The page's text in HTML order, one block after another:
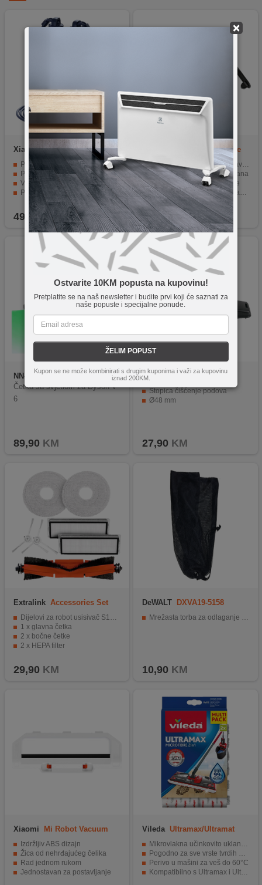
×
Ostvarite 10KM popusta na kupovinu!
Pretplatite se na naš newsletter i budite prvi koji će saznati za
naše popuste i specijalne ponude.
ŽELIM POPUST
Kupon se ne može kombinirati s drugim kuponima i važi za kupovinu
iznad 200KM.
Xiaomi Smart Jump Rope
Pametno preskakanje za vrhunsku formu
Precizno praćenje i napredna statistika
Više načina vježbanja – za svakog korisnika
Pametno povezivanje i izvještavanje
Ergonomski dizajn i prilagodljiva duljina
49,90 KM
Roll Brush Dreame
M12/M12 Pro
Rezervna roll četka za usisavač Dream M12/M12 Pro
Materijal: krpa od mikrovlakana
Lako se uklanja i zamjenjuje
Preporučuje se zamjena svaka 2-3 mjeseca
19,90 KM
NN-Su
V6 Soft Velvet
Suction Head
Četka sa svjetlom za Dyson V
6
89,90 KM
DeWALT DXVA19-1900D
Stopica čišćenje podova
Ø48 mm
27,90 KM
Extralink Accessories Set
Dijelovi za robot usisivač S10+ X10+ X20+
1 x glavna četka
2 x bočne četke
2 x HEPA filter
29,90 KM
DeWALT DXVA19-5158
Mrežasta torba za odlaganje pribora
10,90 KM
Xiaomi
Mi Robot Vacuum
S10 Brush Cover
Izdržljiv ABS dizajn
Žica od nehrđajućeg čelika
Rad jednom rukom
Jednostavan za postavljanje
Vileda
Ultramax/Ultramat
Mikrovlakna učinkovito uklanjaju prljavštinu i masnoće
Pogodno za sve vrste tvrdih podnih površina
Perivo u mašini za veš do 60°C
Kompatibilno s Ultramax i Ultramat Turbo mopovima